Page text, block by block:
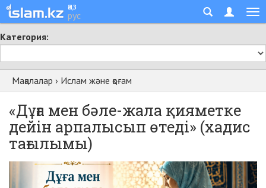
қаз
рус
Категория:
Мақалалар › Ислам және қоғам
«Дұға мен бәле-жала қияметке
дейін арпалысып өтеді» (хадис
тағылымы)